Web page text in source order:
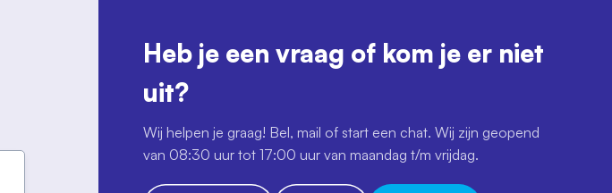
Heb je een vraag of kom je er niet
uit?
Wij helpen je graag! Bel, mail of start een chat. Wij zijn geopend
van 08:30 uur tot 17:00 uur van maandag t/m vrijdag.